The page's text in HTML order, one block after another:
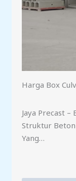
Harga Box
Jaya Precast –
Struktur
Yang…